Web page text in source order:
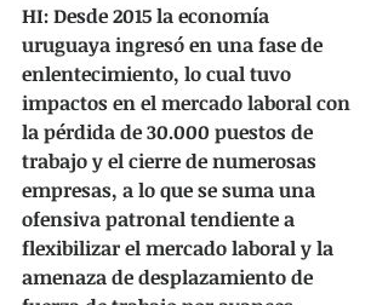
HI: Desde 2015 la economía
uruguaya ingresó en una fase de
enlentecimiento, lo cual tuvo
impactos en el mercado laboral con
la pérdida de 30.000 puestos de
trabajo y el cierre de numerosas
empresas, a lo que se suma una
ofensiva patronal tendiente a
flexibilizar el mercado laboral y la
amenaza de desplazamiento de